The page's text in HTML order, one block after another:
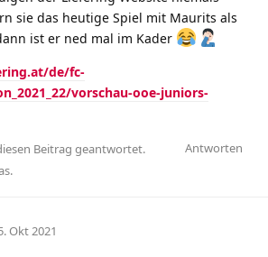
sie das heutige Spiel mit Maurits als
ist er ned mal im Kader
de/fc-
vorschau-ooe-juniors-
Antworten
Beitrag geantwortet.
.
Okt 2021